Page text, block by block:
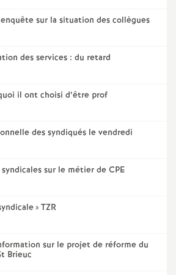
sur la situation des collègues
des services : du retard
il ont choisi d’être prof
des syndiqués le vendredi
sur le métier de CPE
» TZR
sur le projet de réforme du
Brieuc